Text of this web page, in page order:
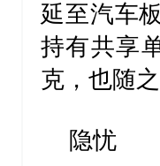
延至汽车
持有共享
克，也随
隐忧